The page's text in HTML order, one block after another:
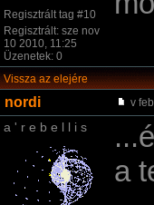
Regisztrált tag #10
Regisztrált: sze nov
10 2010, 11:25
Üzenetek: 0
Vissza az elejére
nordi v
a ' r e b e l l i s
a